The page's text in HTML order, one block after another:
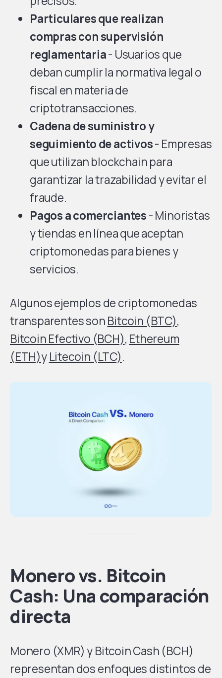
Particulares que realizan
compras con supervisión
reglamentaria- Usuarios que
deban cumplir la normativa legal o
fiscal en materia de
criptotransacciones.
Cadena de suministro y
seguimiento de activos- Empresas
que utilizan blockchain para
garantizar la trazabilidad y evitar el
fraude.
Pagos a comerciantes- Minoristas
y tiendas en línea que aceptan
criptomonedas para bienes y
servicios.
Algunos ejemplos de criptomonedas
transparentes sonBitcoin (BTC),
Bitcoin Efectivo (BCH), Ethereum
(ETH)yLitecoin (LTC).
Monero vs. Bitcoin
Cash: Una comparación
directa
Monero (XMR) y Bitcoin Cash (BCH)
representan dos enfoques distintos de